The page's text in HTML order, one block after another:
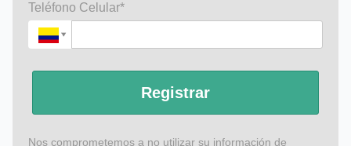
Tejiflex
Ink
Teléfono Celular*
Registrar
Nos comprometemos a no utilizar su información de